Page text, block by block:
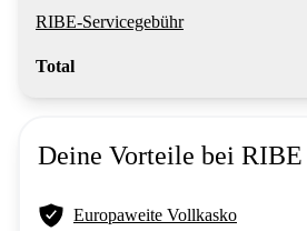
RIBE-Servicegebühr
Total
Deine Vorteile bei RIBE
Europaweite Vollkasko